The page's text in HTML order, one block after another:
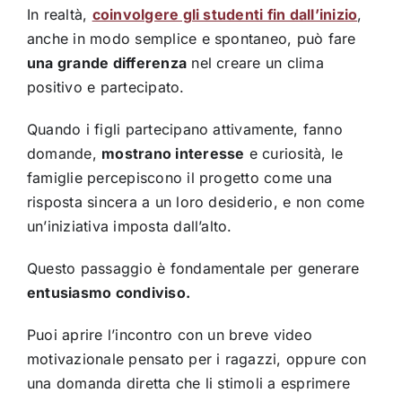
In realtà, coinvolgere gli studenti fin dall’inizio,
anche in modo semplice e spontaneo, può fare
una grande differenza nel creare un clima
positivo e partecipato.
Quando i figli partecipano attivamente, fanno
domande, mostrano interesse e curiosità, le
famiglie percepiscono il progetto come una
risposta sincera a un loro desiderio, e non come
un’iniziativa imposta dall’alto.
Questo passaggio è fondamentale per generare
entusiasmo condiviso.
Puoi aprire l’incontro con un breve video
motivazionale pensato per i ragazzi, oppure con
una domanda diretta che li stimoli a esprimere